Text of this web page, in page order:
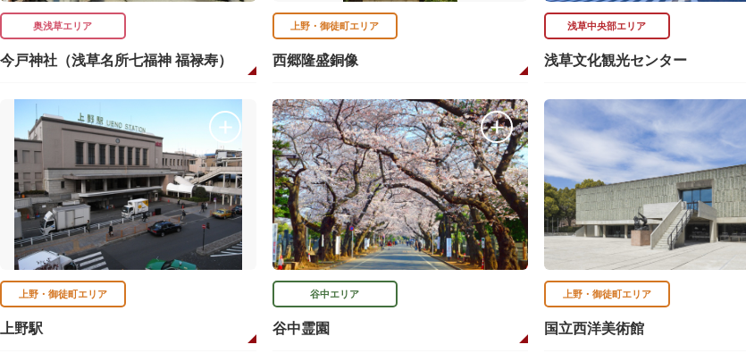
奥浅草エリア
今戸神社（浅草名所七福神 福禄寿）
上野・御徒町エリア
西郷隆盛銅像
浅草中央部エリア
浅草文化観光センター
上野・御徒町エリア
上野駅
谷中エリア
谷中霊園
上野・御徒町エリア
国立西洋美術館